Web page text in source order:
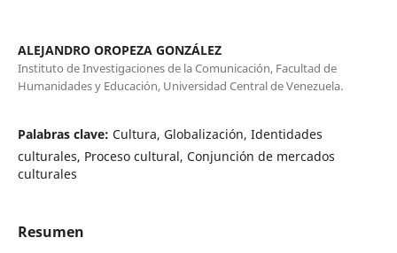
ALEJANDRO OROPEZA GONZÁLEZ
Instituto de Investigaciones de la Comunicación, Facultad de
Humanidades y Educación, Universidad Central de Venezuela.
Palabras clave: Cultura, Globalización, Identidades
culturales, Proceso cultural, Conjunción de mercados
culturales
Resumen